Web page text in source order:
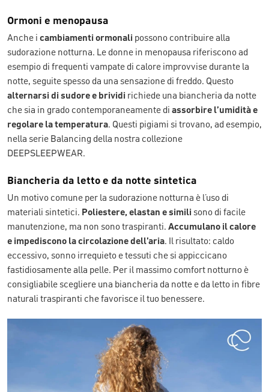
Ormoni e menopausa
Anche i cambiamenti ormonali possono contribuire alla
sudorazione notturna. Le donne in menopausa riferiscono ad
esempio di frequenti vampate di calore improvvise durante la
notte, seguite spesso da una sensazione di freddo. Questo
alternarsi di sudore e brividi richiede una biancheria da notte
che sia in grado contemporaneamente di assorbire l’umidità e
regolare la temperatura. Questi pigiami si trovano, ad esempio,
nella serie Balancing della nostra collezione
DEEPSLEEPWEAR.
Biancheria da letto e da notte sintetica
Un motivo comune per la sudorazione notturna è l’uso di
materiali sintetici. Poliestere, elastan e similisono di facile
manutenzione, ma non sono traspiranti. Accumulano il calore
e impediscono la circolazione dell’aria. Il risultato: caldo
eccessivo, sonno irrequieto e tessuti che si appiccicano
fastidiosamente alla pelle. Per il massimo comfort notturno è
consigliabile scegliere una biancheria da notte e da letto in fibre
naturali traspiranti che favorisce il tuo benessere.